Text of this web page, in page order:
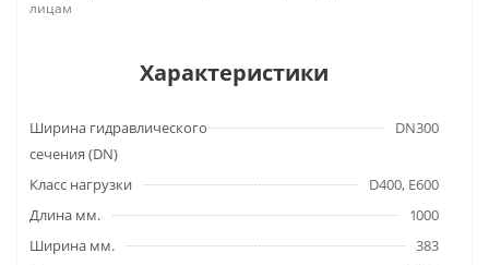
лицам
Характеристики
Ширина гидравлического
сечения (DN)
DN300
Класс нагрузки
D400, E600
Длина мм.
1000
Ширина мм.
383